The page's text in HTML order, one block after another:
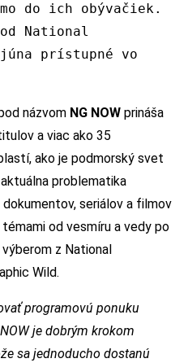
do ich obývačiek.
National
prístupné vo
názvom NG NOW prináša
a viac ako 35
ako je podmorský svet
problematika
seriálov a filmov
od vesmíru a vedy po
z National
Wild.
programovú ponuku
je dobrým krokom
sa jednoducho dostanú